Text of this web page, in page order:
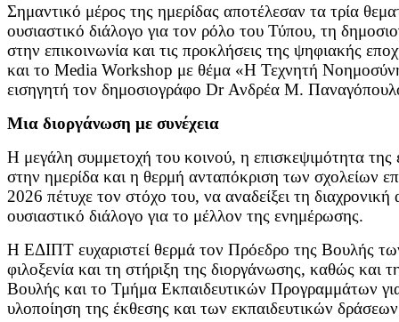
Σημαντικό μέρος της ημερίδας αποτέλεσαν τα τρία
ουσιαστικό διάλογο για τον ρόλο του Τύπου, τη
στην επικοινωνία και τις προκλήσεις της ψηφιακής
και το Media Workshop με θέμα «Η Τεχνητή
εισηγητή τον δημοσιογράφο Dr Ανδρέα Μ.
Μια διοργάνωση με συνέχεια
Η μεγάλη συμμετοχή του κοινού, η επισκεψιμότητα
στην ημερίδα και η θερμή ανταπόκριση των σχολείων
2026 πέτυχε τον στόχο του, να αναδείξει τη
ουσιαστικό διάλογο για το μέλλον της ενημέρωσης.
Η ΕΔΙΠΤ ευχαριστεί θερμά τον Πρόεδρο της Βουλής
φιλοξενία και τη στήριξη της διοργάνωσης, καθώς και
Βουλής και το Τμήμα Εκπαιδευτικών Προγραμμάτων
υλοποίηση της έκθεσης και των εκπαιδευτικών